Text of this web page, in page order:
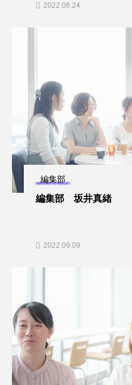
2022.08.24
編集部
編集部 坂井真緒
2022.09.09